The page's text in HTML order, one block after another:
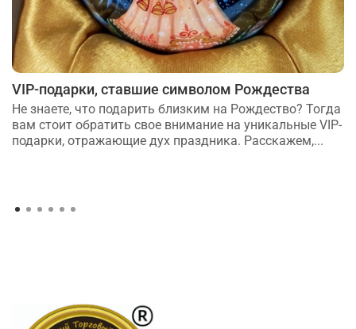
VIP-подарки, ставшие символом Рождества
Не знаете, что подарить близким на Рождество? Тогда
вам стоит обратить свое внимание на уникальные VIP-
подарки, отражающие дух праздника. Расскажем,...